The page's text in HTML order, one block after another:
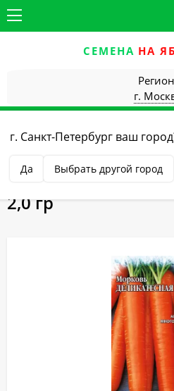
СЕМЕНА НА
г.
г. Санкт-Петербург ваш
Да Выбрать другой город
Овощные культуры
Морковь
2,0 гр